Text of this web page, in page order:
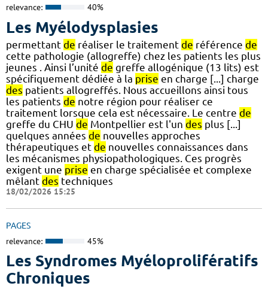
relevance: 40%
Les Myélodysplasies
permettant de réaliser le traitement de référence de
cette pathologie (allogreffe) chez les patients les plus
jeunes . Ainsi l’unité de greffe allogénique (13 lits) est
spécifiquement dédiée à la prise en charge [...] charge
des patients allogreffés. Nous accueillons ainsi tous
les patients de notre région pour réaliser ce
traitement lorsque cela est nécessaire. Le centre de
greffe du CHU de Montpellier est l'un des plus [...]
quelques années de nouvelles approches
thérapeutiques et de nouvelles connaissances dans
les mécanismes physiopathologiques. Ces progrès
exigent une prise en charge spécialisée et complexe
mêlant des techniques
18/02/2026 15:25
PAGES
relevance: 45%
Les Syndromes Myéloprolifératifs
Chroniques